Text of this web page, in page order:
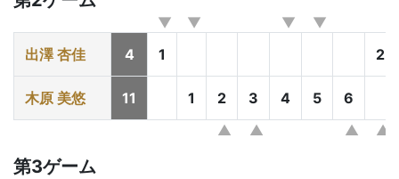
出澤 杏佳 4 1 2
木原 美悠 11 1 2 3 4 5 6
第3ゲーム